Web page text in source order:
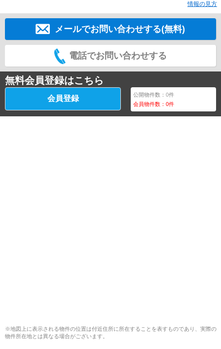
情報の見方
メールでお問い合わせする(無料)
電話でお問い合わせする
無料会員登録はこちら
会員登録 公開物件数：0件
会員物件数：0件
※地図上に表示される物件の位置は付近住所に所在することを表すものであり、実際の
物件所在地とは異なる場合がございます。